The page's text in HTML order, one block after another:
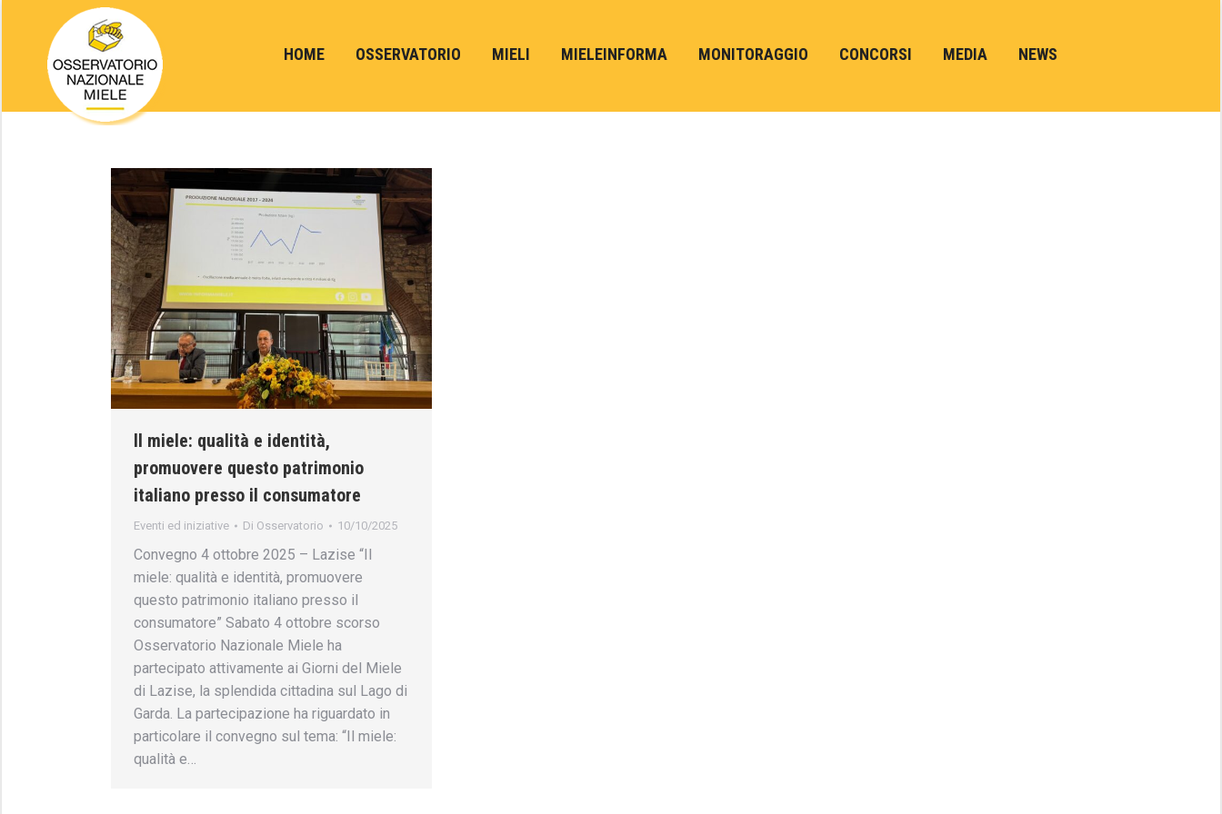
HOME OSSERVATORIO MIELI MIELEINFORMA MONITORAGGIO CONCORSI MEDIA NEWS
Il miele: qualità e identità,
promuovere questo patrimonio
italiano presso il consumatore
Eventi ed iniziative Di Osservatorio 10/10/2025
Convegno 4 ottobre 2025 – Lazise “Il
miele: qualità e identità, promuovere
questo patrimonio italiano presso il
consumatore” Sabato 4 ottobre scorso
Osservatorio Nazionale Miele ha
partecipato attivamente ai Giorni del Miele
di Lazise, la splendida cittadina sul Lago di
Garda. La partecipazione ha riguardato in
particolare il convegno sul tema: “Il miele:
qualità e…